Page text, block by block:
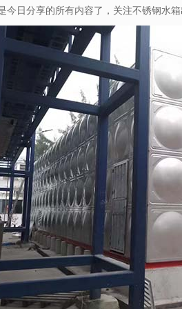
今日分享的所有内容了，关注不锈钢水